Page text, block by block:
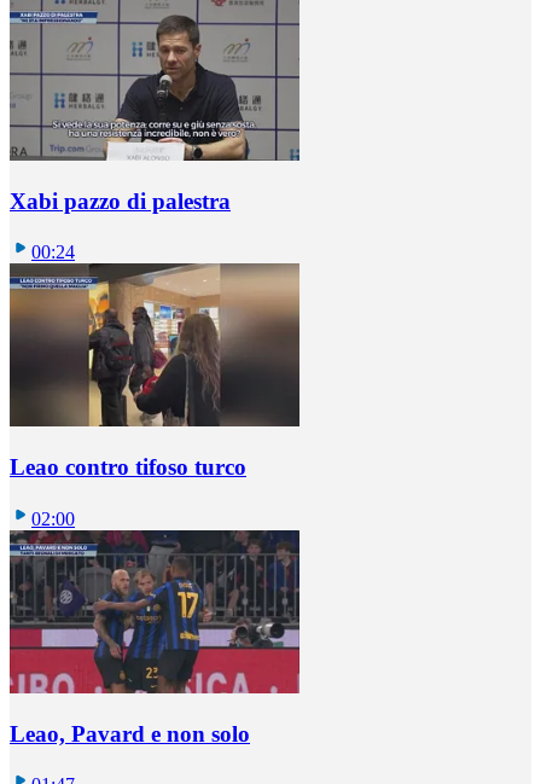
Xabi pazzo di palestra
00:24
Leao contro tifoso turco
02:00
Leao, Pavard e non solo